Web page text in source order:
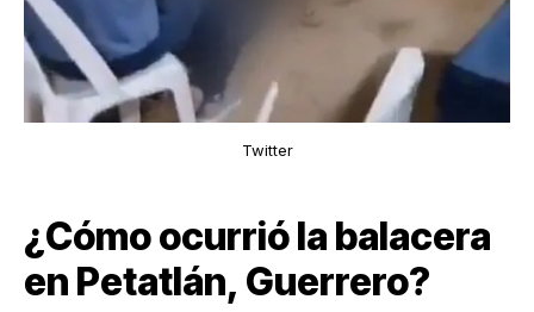
Twitter
¿Cómo ocurrió la balacera
en Petatlán, Guerrero?